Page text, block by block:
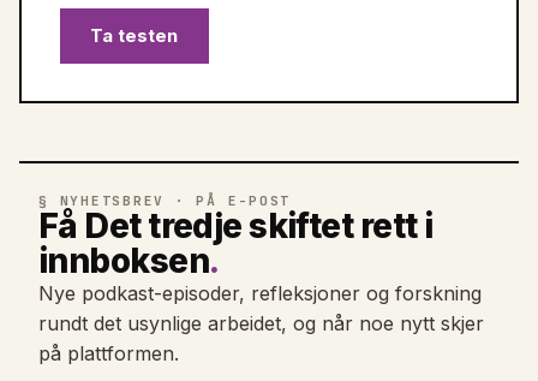
Ta testen
§ NYHETSBREV · PÅ E-POST
Få Det tredje skiftet rett i
innboksen.
Nye podkast-episoder, refleksjoner og forskning
rundt det usynlige arbeidet, og når noe nytt skjer
på plattformen.